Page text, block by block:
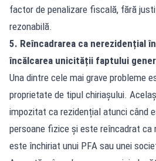
factor de penalizare fiscală, fără
rezonabilă.
5. Reîncadrarea ca nerezidențial
încălcarea unicității faptului
Una dintre cele mai grave probleme
proprietate de tipul chiriașului.
impozitat ca rezidențial atunci când
persoane fizice și este reîncadrat ca
este închiriat unui PFA sau unei